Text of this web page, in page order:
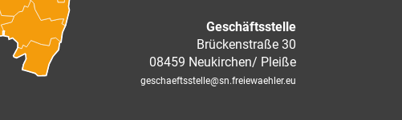
Geschäftsstelle
Brückenstraße 30
08459 Neukirchen/ Pleiße
geschaeftsstelle@sn.freiewaehler.eu